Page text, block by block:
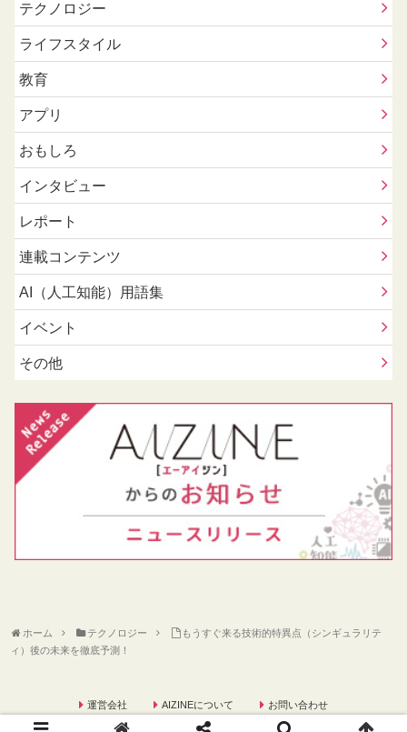
テクノロジー
ライフスタイル
教育
アプリ
おもしろ
インタビュー
レポート
連載コンテンツ
AI（人工知能）用語集
イベント
その他
ホーム テクノロジー
もうすぐ来る技術的特異点（シンギュラリテ
ィ）後の未来を徹底予測！
運営会社 AIZINEについて お問い合わせ